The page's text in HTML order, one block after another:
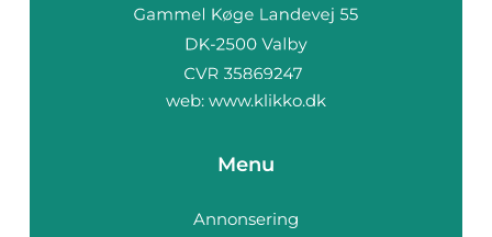
web: www.klikko.dk
Menu
Annonsering